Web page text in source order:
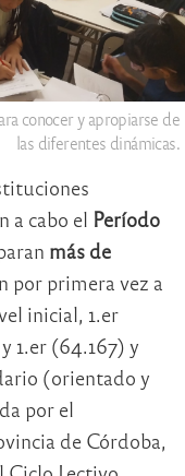
conocer y apropiarse de
las diferentes dinámicas.
a cabo el Período
más de
por primera vez a
inicial, 1.er
1.er (64.167) y
(orientado y
por el
de Córdoba,